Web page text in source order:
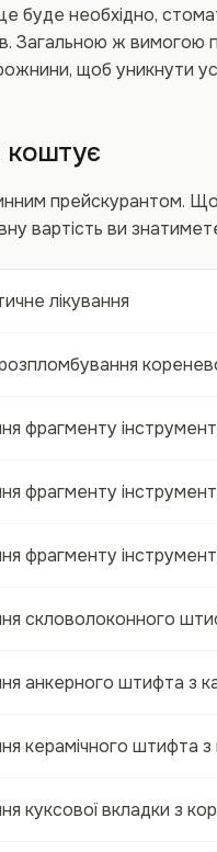
буде необхідно,
Загальною ж вимогою
щоб уникнути
коштує
прейскурантом.
вартість ви
лікування
фрагменту
фрагменту
фрагменту
скловолоконного
анкерного штифта з
керамічного штифта з
куксової вкладки з